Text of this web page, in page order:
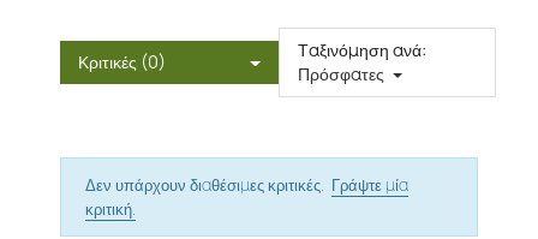
Κριτικές (0)
Ταξινόμηση ανά:
Πρόσφατες
Δεν υπάρχουν διαθέσιμες κριτικές. Γράψτε μία
κριτική.